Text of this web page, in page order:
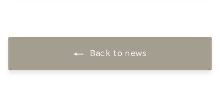
Back to news